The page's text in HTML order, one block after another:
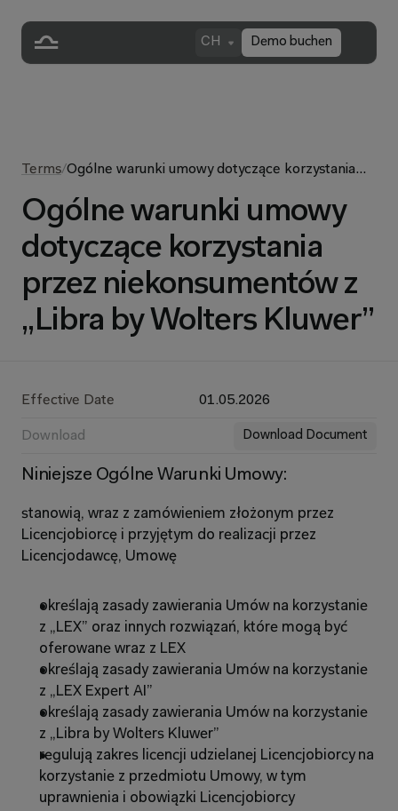
Demo buchen
CH
Terms/Ogólne warunki umowy dotyczące korzystania
Kluwer”
Ogólne warunki umowy
dotyczące korzystania
przez niekonsumentów z
„Libra by Wolters Kluwer”
Effective Date 01.05.2026
Download Download Document
Niniejsze Ogólne Warunki Umowy:
stanowią, wraz z zamówieniem złożonym przez
Licencjobiorcę i przyjętym do realizacji przez
Licencjodawcę, Umowę
określają zasady zawierania Umów na korzystanie
z „LEX” oraz innych rozwiązań, które mogą być
oferowane wraz z LEX
określają zasady zawierania Umów na korzystanie
z „LEX Expert AI”
określają zasady zawierania Umów na korzystanie
z „Libra by Wolters Kluwer”
regulują zakres licencji udzielanej Licencjobiorcy na
korzystanie z przedmiotu Umowy, w tym
uprawnienia i obowiązki Licencjobiorcy